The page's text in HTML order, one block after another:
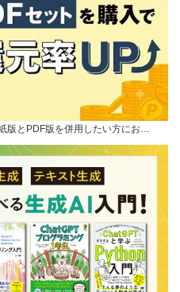
版とPDF版を併用したい方にお…